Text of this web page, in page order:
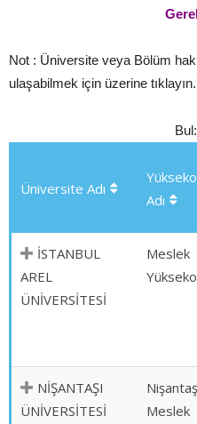
Not : Üniversite veya Bölüm
ulaşabilmek için üzerine tıklayın.
Bul:
Üniversite Adı
Adı
İSTANBUL
AREL
ÜNİVERSİTESİ
Meslek
NİŞANTAŞI
ÜNİVERSİTESİ
Meslek